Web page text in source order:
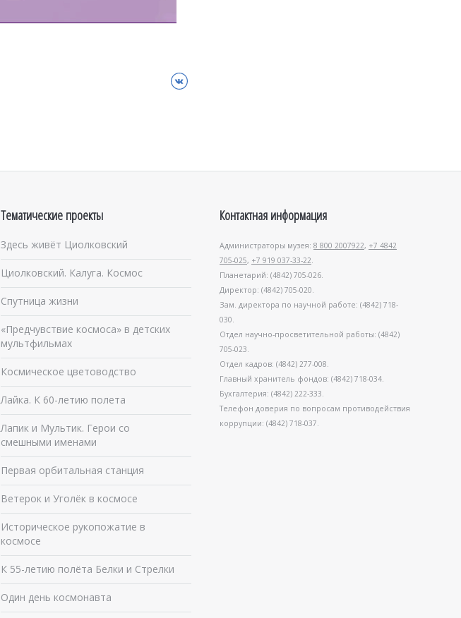
ВКонтакте
Тематические проекты
Здесь живёт Циолковский
Циолковский. Калуга. Космос
Спутница жизни
«Предчувствие космоса» в детских
мультфильмах
Космическое цветоводство
Лайка. К 60-летию полета
Лапик и Мультик. Герои со
смешными именами
Первая орбитальная станция
Ветерок и Уголёк в космосе
Историческое рукопожатие в
космосе
К 55-летию полёта Белки и Стрелки
Один день космонавта
Контактная информация
Администраторы музея: 8 800 2007922, +7 4842
705-025, +7 919 037-33-22.
Планетарий: (4842) 705-026.
Директор: (4842) 705-020.
Зам. директора по научной работе: (4842) 718-
030.
Отдел научно-просветительной работы: (4842)
705-023.
Отдел кадров: (4842) 277-008.
Главный хранитель фондов: (4842) 718-034.
Бухгалтерия: (4842) 222-333.
Телефон доверия по вопросам противодействия
коррупции: (4842) 718-037.